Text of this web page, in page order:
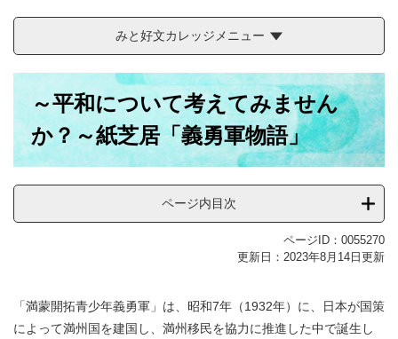
みと好文カレッジメニュー
～平和について考えてみません
か？～紙芝居「義勇軍物語」
ページ内目次
ページID：0055270
更新日：2023年8月14日更新
「満蒙開拓青少年義勇軍」は、昭和7年（1932年）に、日本が国策
によって満州国を建国し、満州移民を協力に推進した中で誕生し